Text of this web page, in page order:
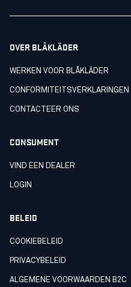
OVER BLÅKLÄDER
WERKEN VOOR BLÅKLÄDER
CONFORMITEITSVERKLARINGEN
CONTACTEER ONS
CONSUMENT
VIND EEN DEALER
LOGIN
BELEID
COOKIEBELEID
PRIVACYBELEID
ALGEMENE VOORWAARDEN B2C